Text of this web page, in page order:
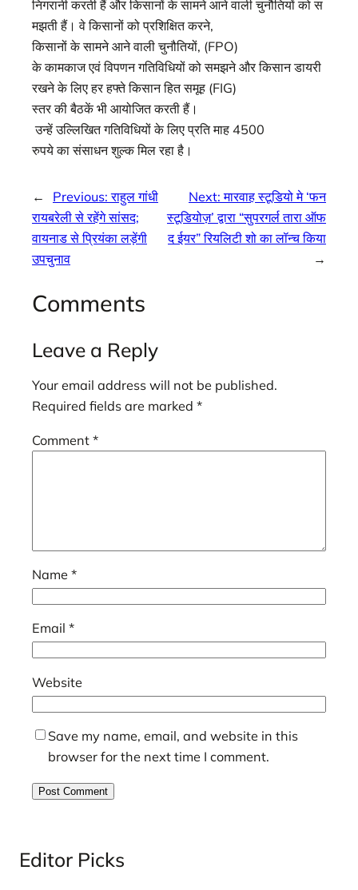
निगरानी करती हैं और किसानों के सामने आने वाली चुनौतियों को स
मझती हैं। वे किसानों को प्रशिक्षित करने,
किसानों के सामने आने वाली चुनौतियों, (FPO)
के कामकाज एवं विपणन गतिविधियों को समझने और किसान डायरी
रखने के लिए हर हफ्ते किसान हित समूह (FIG)
स्तर की बैठकें भी आयोजित करती हैं।
उन्हें उल्लिखित गतिविधियों के लिए प्रति माह 4500
रुपये का संसाधन शुल्क मिल रहा है।
← Previous:राहुल गांधी
रायबरेली से रहेंगे सांसद;
वायनाड से प्रियंका लड़ेंगी
उपचुनाव
Next:मारवाह स्टूडियो मे ‘फन
स्टूडियोज़’ द्वारा “सुपरगर्ल तारा ऑफ
द ईयर” रियलिटी शो का लॉन्च किया
→
Comments
Leave a Reply
Your email address will not be published.
Required fields are marked *
Comment *
Name *
Email *
Website
Save my name, email, and website in this
browser for the next time I comment.
Editor Picks